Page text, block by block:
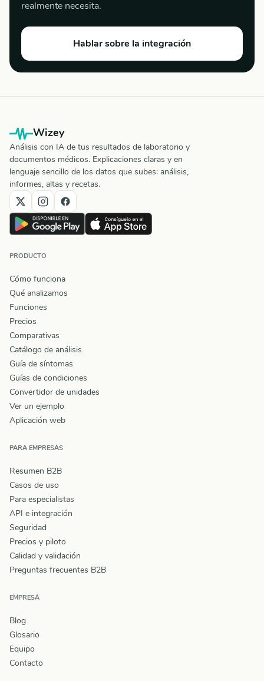
realmente necesita.
Hablar sobre la integración
Wizey
Análisis con IA de tus resultados de laboratorio y
documentos médicos. Explicaciones claras y en
lenguaje sencillo de los datos que subes: análisis,
informes, altas y recetas.
PRODUCTO
Cómo funciona
Qué analizamos
Funciones
Precios
Comparativas
Catálogo de análisis
Guía de síntomas
Guías de condiciones
Convertidor de unidades
Ver un ejemplo
Aplicación web
PARA EMPRESAS
Resumen B2B
Casos de uso
Para especialistas
API e integración
Seguridad
Precios y piloto
Calidad y validación
Preguntas frecuentes B2B
EMPRESA
Blog
Glosario
Equipo
Contacto